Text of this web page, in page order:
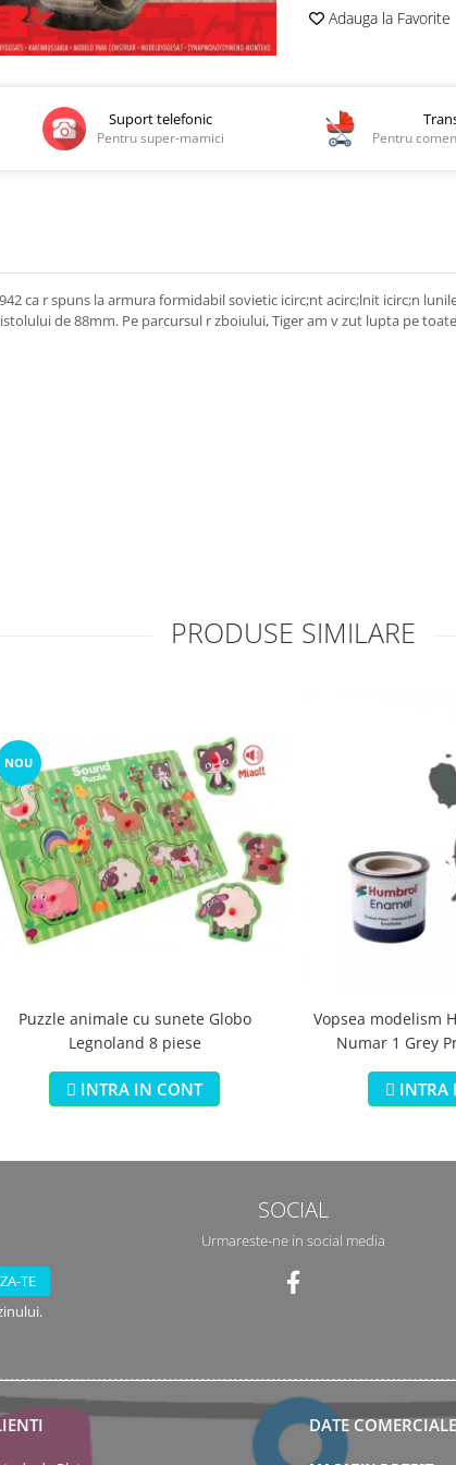
Adauga la Favorite
Suport telefonic
Pentru super-mamici Pentru
ca r spuns la armura formidabil sovietic icirc;nt acirc;lnit icirc;n
de 88mm. Pe parcursul r zboiului, Tiger am v zut lupta pe
PRODUSE SIMILARE
NOU
Puzzle animale cu sunete Globo
Legnoland 8 piese
INTRA IN CONT
Vopsea modelism
Numar 1 Grey
INTRA
SOCIAL
Urmareste-ne in social media
DATE COMERCIALE